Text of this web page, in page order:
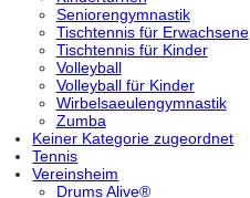
Seniorengymnastik
Tischtennis für Erwachsene
Tischtennis für Kinder
Volleyball
Volleyball für Kinder
Wirbelsaeulengymnastik
Zumba
Keiner Kategorie zugeordnet
Tennis
Vereinsheim
Drums Alive®